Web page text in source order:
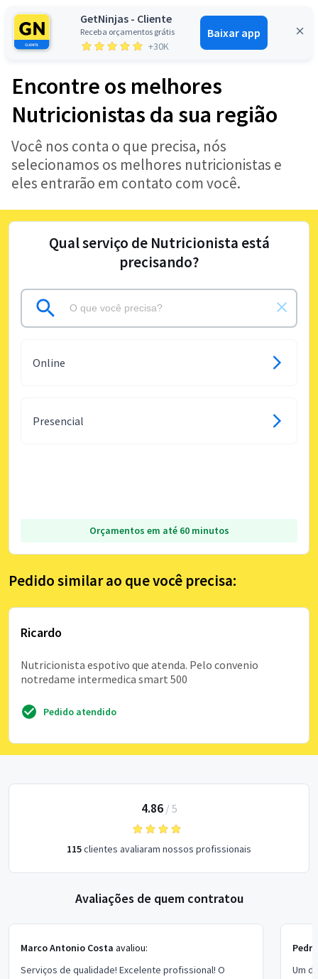
GetNinjas - Cliente
Receba orçamentos grátis
+30K
Baixar app
Entrar
Encontre os melhores
Nutricionistas da sua região
Você nos conta o que precisa, nós
selecionamos os melhores nutricionistas e
eles entrarão em contato com você.
Qual serviço de Nutricionista está
precisando?
Online
Presencial
Orçamentos em até 60 minutos
Pedido similar ao que você precisa:
Ricardo
Nutricionista espotivo que atenda. Pelo convenio
notredame intermedica smart 500
Pedido atendido
4.86/ 5
115clientes avaliaram nossos profissionais
Avaliações de quem contratou
Marco Antonio Costa avaliou:
Serviços de qualidade! Excelente profissional! O
Pedro
Um